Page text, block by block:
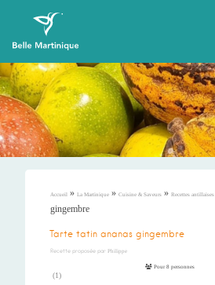
Accueil » La Martinique » Cuisine & Saveurs » Recettes antillaises
gingembre
Tarte tatin ananas gingembre
Recette proposée par Philippe
(1)
Pour 8 personnes